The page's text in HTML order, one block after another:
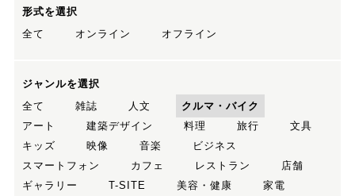
形式を選択
全て
オンライン オフライン
ジャンルを選択
全て
雑誌 人文
クルマ・バイク
アート
建築デザイン 料理 旅行
文具
キッズ
映像 音楽
ビジネス
スマートフォン
カフェ レストラン
店舗
ギャラリー
T-SITE 美容・健康
家電